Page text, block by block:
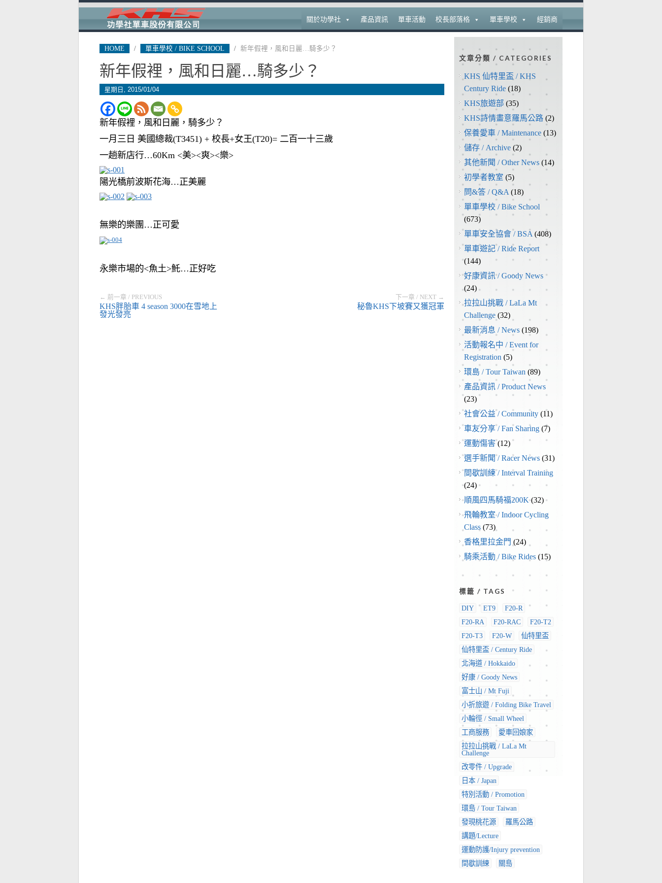
關於功學社 產品資訊 單車活動 校長部落格 單車學校 經銷商
HOME / 單車學校 / BIKE SCHOOL / 新年假裡，風和日麗…騎多少？
新年假裡，風和日麗…騎多少？
星期日, 2015/01/04
新年假裡，風和日麗，騎多少？
一月三日 美國總裁(T3451) + 校長+女王(T20)= 二百一十三歲
一趟新店行…60Km <美><爽><樂>
陽光橋前波斯花海…正美麗
無樂的樂團…正可愛
永樂市場的<魚土>魠…正好吃
← 前一章 / PREVIOUS
KHS胖胎車 4 season 3000在雪地上
發光發亮
下一章 / NEXT →
秘魯KHS下坡賽又獲冠軍
文章分類 / CATEGORIES
KHS 仙特里盃 / KHS
Century Ride (18)
KHS旅遊部 (35)
KHS詩情畫意羅馬公路 (2)
保養愛車 / Maintenance (13)
儲存 / Archive (2)
其他新聞 / Other News (14)
初學者教室 (5)
問&答 / Q&A (18)
單車學校 / Bike School
(673)
單車安全協會 / BSA (408)
單車遊記 / Ride Report
(144)
好康資訊 / Goody News
(24)
拉拉山挑戰 / LaLa Mt
Challenge (32)
最新消息 / News (198)
活動報名中 / Event for
Registration (5)
環島 / Tour Taiwan (89)
產品資訊 / Product News
(23)
社會公益 / Community (11)
車友分享 / Fan Sharing (7)
運動傷害(12)
選手新聞 / Racer News (31)
間歇訓練 / Interval Training
(24)
順風四馬騎福200K(32)
飛輪教室 / Indoor Cycling
Class (73)
香格里拉金門 (24)
騎乘活動 / Bike Rides (15)
標籤 / TAGS
DIY ET9
F20-R
F20-RA
F20-RAC
F20-T2
F20-T3
F20-W
仙特里盃
仙特里盃 / Century Ride
北海道 / Hokkaido
好康 / Goody News
富士山 / Mt Fuji
小折旅遊 / Folding Bike Travel
小輪徑 / Small Wheel
工商服務
愛車回娘家
拉拉山挑戰 / LaLa Mt
Challenge
改零件 / Upgrade
日本 / Japan
特別活動 / Promotion
環島 / Tour Taiwan
發現桃花源
羅馬公路
講題/Lecture
運動防護/Injury prevention
間歇訓練
關島